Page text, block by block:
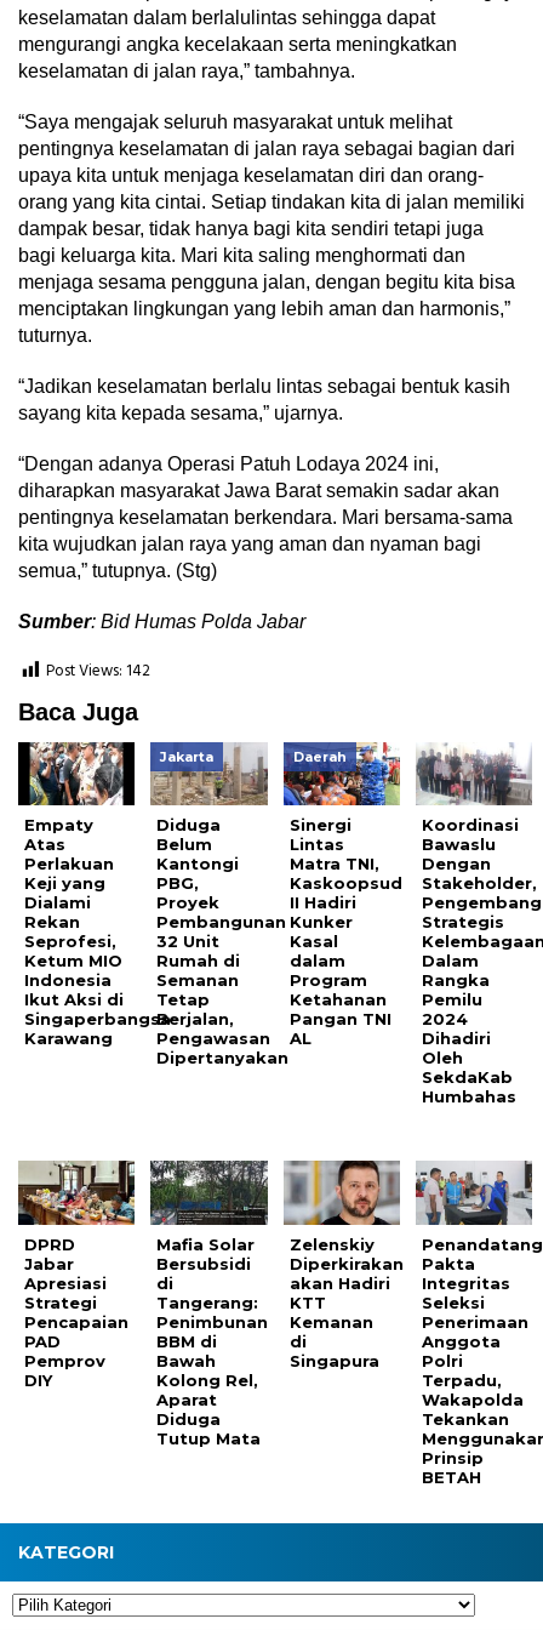
keselamatan dalam berlalulintas sehingga dapat
mengurangi angka kecelakaan serta meningkatkan
keselamatan di jalan raya,” tambahnya.
“Saya mengajak seluruh masyarakat untuk melihat
pentingnya keselamatan di jalan raya sebagai bagian dari
upaya kita untuk menjaga keselamatan diri dan orang-
orang yang kita cintai. Setiap tindakan kita di jalan memiliki
dampak besar, tidak hanya bagi kita sendiri tetapi juga
bagi keluarga kita. Mari kita saling menghormati dan
menjaga sesama pengguna jalan, dengan begitu kita bisa
menciptakan lingkungan yang lebih aman dan harmonis,”
tuturnya.
“Jadikan keselamatan berlalu lintas sebagai bentuk kasih
sayang kita kepada sesama,” ujarnya.
“Dengan adanya Operasi Patuh Lodaya 2024 ini,
diharapkan masyarakat Jawa Barat semakin sadar akan
pentingnya keselamatan berkendara. Mari bersama-sama
kita wujudkan jalan raya yang aman dan nyaman bagi
semua,” tutupnya. (Stg)
Sumber: Bid Humas Polda Jabar
Post Views: 142
Baca Juga
Empaty
Atas
Perlakuan
Keji yang
Dialami
Rekan
Seprofesi,
Ketum MIO
Indonesia
Ikut Aksi di
Singaperbangsa
Karawang
Jakarta
Diduga
Belum
Kantongi
PBG,
Proyek
Pembangunan
32 Unit
Rumah di
Semanan
Tetap
Berjalan,
Pengawasan
Dipertanyakan
Daerah
Sinergi
Lintas
Matra TNI,
Kaskoopsud
II Hadiri
Kunker
Kasal
dalam
Program
Ketahanan
Pangan TNI
AL
Koordinasi
Bawaslu
Dengan
Stakeholder,
Strategis
Dalam
Rangka
Pemilu
2024
Dihadiri
Oleh
SekdaKab
Humbahas
DPRD
Jabar
Apresiasi
Strategi
Pencapaian
PAD
Pemprov
DIY
Mafia Solar
Bersubsidi
di
Tangerang:
Penimbunan
BBM di
Bawah
Kolong Rel,
Aparat
Diduga
Tutup Mata
Zelenskiy
Diperkirakan
akan Hadiri
KTT
Kemanan
di
Singapura
Pakta
Integritas
Seleksi
Penerimaan
Anggota
Polri
Terpadu,
Wakapolda
Tekankan
Prinsip
BETAH
KATEGORI
Kategori